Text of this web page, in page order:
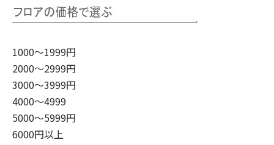
1000～1999円
2000～2999円
3000～3999円
4000～4999
5000～5999円
6000円以上